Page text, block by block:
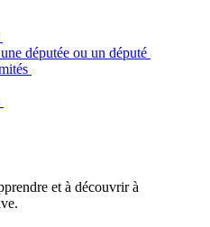
députée ou un député
et à découvrir à